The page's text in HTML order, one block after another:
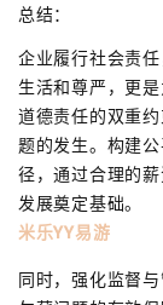
总结：
企业履行社会责
生活和尊严，更
道德责任的双重
题的发生。构建
径，通过合理的
发展奠定基础。
米乐YY易游
同时，强化监督